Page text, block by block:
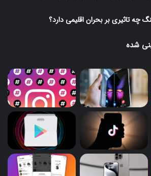
چه تاثیری بر بحران اقلیمی دارد؟
شده